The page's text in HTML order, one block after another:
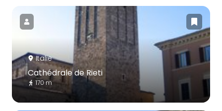
Italie
Cathédrale de Rieti
170 m